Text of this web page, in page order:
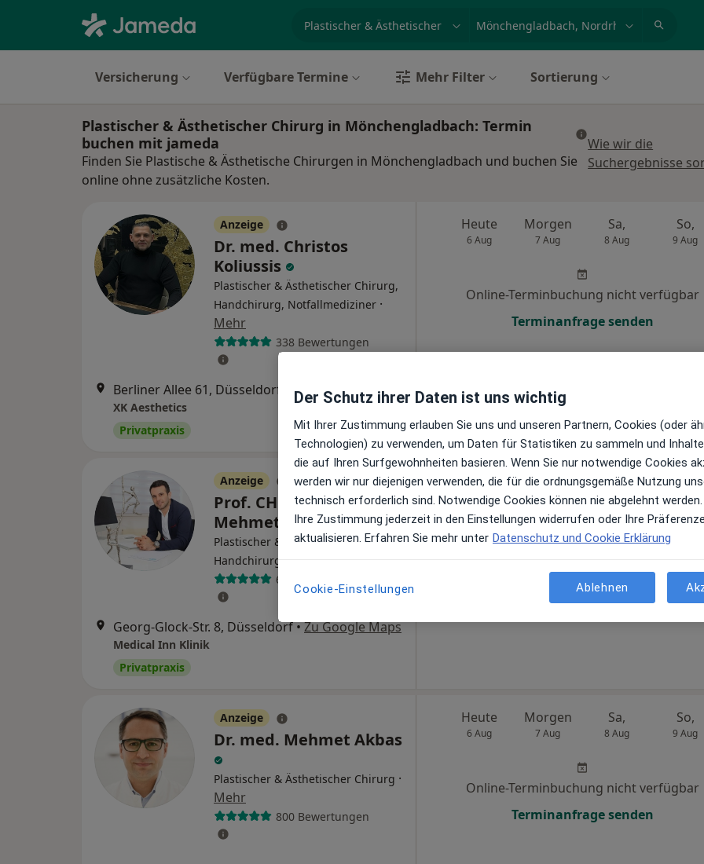
Fachgebiet, Erkrankung, Name
Versicherung Verfügbare Termine Mehr Filter Sortierung
Plastischer & Ästhetischer Chirurg in Mönchengladbach: Termin
buchen mit jameda
Finden Sie Plastische & Ästhetische Chirurgen in Mönchengladbach und buchen Sie
online ohne zusätzliche Kosten.
Wie wir die
Suchergebnisse
Anzeige
Dr. med. Christos
Koliussis
Plastischer & Ästhetischer Chirurg,
Handchirurg, Notfallmediziner ·
Mehr
338 Bewertungen
Berliner Allee 61, Düsseldorf Zu Google Maps
XK Aesthetics
Privatpraxis
Heute
6 Aug
Morgen
7 Aug
Sa,
8 Aug
So,
9 Aug
Online-Terminbuchung nicht verfügbar
Terminanfrage senden
Anzeige
Prof. CH Dr. med.
Mehmet Atila
Plastischer & Ästhetischer Chirurg,
Handchirurg, Notfallmediziner
633 Bewertungen
Georg-Glock-Str. 8, Düsseldorf•Zu Google Maps
Medical Inn Klinik
Privatpraxis
Heute
6 Aug
Morgen
7 Aug
Sa,
8 Aug
So,
9 Aug
Telefonnummer anzeigen
Anzeige
Dr. med. Mehmet Akbas
Plastischer & Ästhetischer Chirurg ·
Mehr
800 Bewertungen
Heute
6 Aug
Morgen
7 Aug
Sa,
8 Aug
So,
9 Aug
Online-Terminbuchung nicht verfügbar
Terminanfrage senden
Der Schutz ihrer Daten ist uns wichtig
Mit Ihrer Zustimmung erlauben Sie uns und unseren Partnern, Cookies (oder
Technologien) zu verwenden, um Daten für Statistiken zu sammeln und
die auf Ihren Surfgewohnheiten basieren. Wenn Sie nur notwendige Cookies
werden wir nur diejenigen verwenden, die für die ordnungsgemäße Nutzung
technisch erforderlich sind. Notwendige Cookies können nie abgelehnt werden.
Ihre Zustimmung jederzeit in den Einstellungen widerrufen oder Ihre
aktualisieren. Erfahren Sie mehr unter Datenschutz und Cookie Erklärung
Cookie-Einstellungen Ablehnen